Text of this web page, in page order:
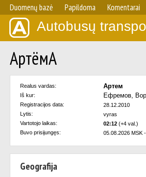
Duomenų bazė Papildoma Komentarai
Autobusų
АртёмА
Realus vardas: Артем
Iš kur: Ефремов,
Registracijos data:
28.12.2010
Lytis:
vyras
Vartotojo laikas:
02:12 (+4 val.)
Buvo prisijungęs:
05.08.2026 MSK
Geografija